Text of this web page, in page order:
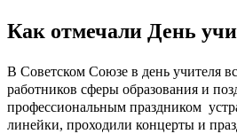
Как отмечали День
В Советском Союзе в день учителя
работников сферы образования и
профессиональным праздником
линейки, проходили концерты и